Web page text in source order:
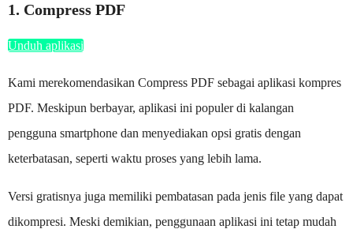
1. Compress PDF
Unduh aplikasi
Kami merekomendasikan Compress PDF sebagai aplikasi kompres
PDF. Meskipun berbayar, aplikasi ini populer di kalangan
pengguna smartphone dan menyediakan opsi gratis dengan
keterbatasan, seperti waktu proses yang lebih lama.
Versi gratisnya juga memiliki pembatasan pada jenis file yang dapat
dikompresi. Meski demikian, penggunaan aplikasi ini tetap mudah